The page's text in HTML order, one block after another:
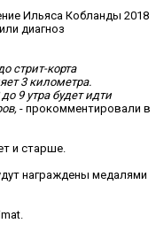
Ильяса Кобланды 2018
диагноз
стрит-корта
3 километра.
9 утра будет идти
- прокомментировали в
и старше.
награждены медалями